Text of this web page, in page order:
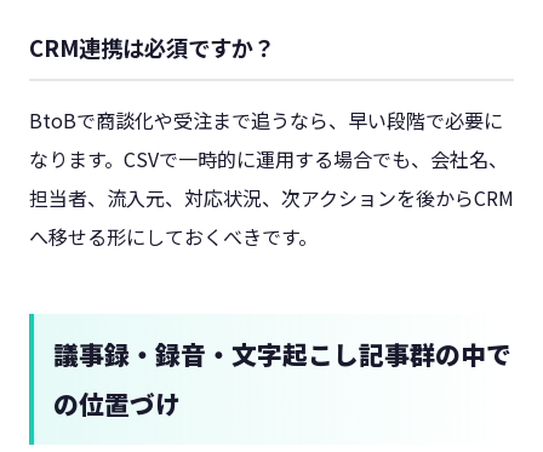
CRM連携は必須ですか？
BtoBで商談化や受注まで追うなら、早い段階で必要に
なります。CSVで一時的に運用する場合でも、会社名、
担当者、流入元、対応状況、次アクションを後からCRM
へ移せる形にしておくべきです。
議事録・録音・文字起こし記事群の中で
の位置づけ